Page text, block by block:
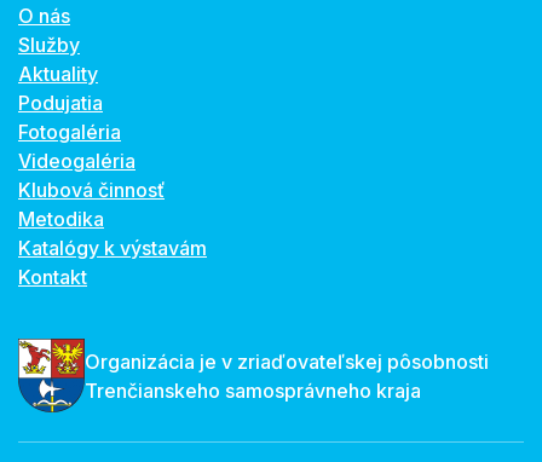
O nás
Služby
Aktuality
Podujatia
Fotogaléria
Videogaléria
Klubová činnosť
Metodika
Katalógy k výstavám
Kontakt
Organizácia je v zriaďovateľskej pôsobnosti
Trenčianskeho samosprávneho kraja